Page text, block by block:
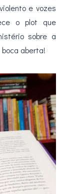
e vozes
o plot que
sobre a
boca aberta!